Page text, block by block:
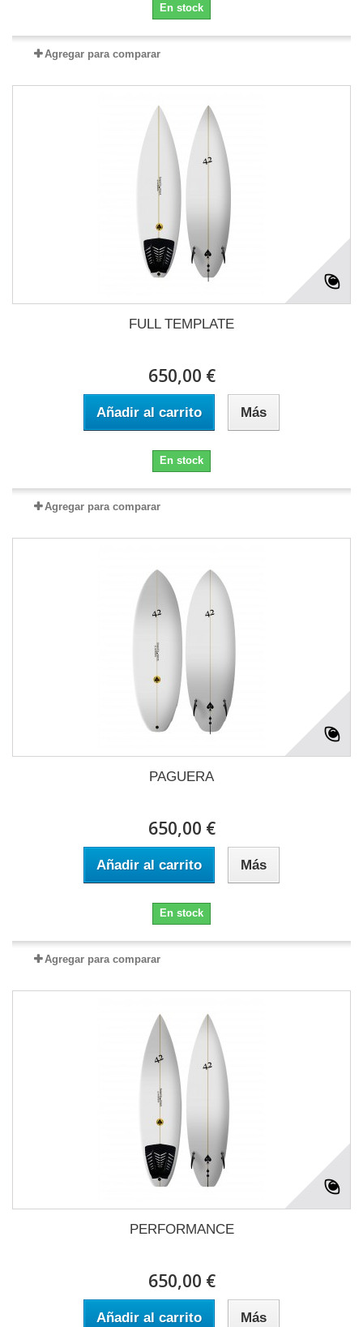
En stock
Agregar para comparar
FULL TEMPLATE
650,00 €
Añadir al carrito Más
En stock
Agregar para comparar
PAGUERA
650,00 €
Añadir al carrito Más
En stock
Agregar para comparar
PERFORMANCE
650,00 €
Añadir al carrito Más